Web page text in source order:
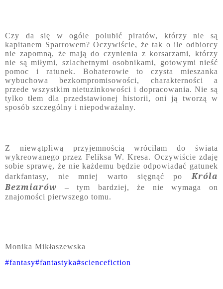
Czy da się w ogóle polubić piratów, którzy nie są
kapitanem Sparrowem? Oczywiście, że tak o ile odbiorcy
nie zapomną, że mają do czynienia z korsarzami, którzy
nie są miłymi, szlachetnymi osobnikami, gotowymi nieść
pomoc i ratunek. Bohaterowie to czysta mieszanka
wybuchowa bezkompromisowości, charakterności a
przede wszystkim nietuzinkowości i dopracowania. Nie są
tylko tłem dla przedstawionej historii, oni ją tworzą w
sposób szczególny i niepodważalny.
Z niewątpliwą przyjemnością wróciłam do świata
wykreowanego przez Feliksa W. Kresa. Oczywiście zdaję
sobie sprawę, że nie każdemu będzie odpowiadać gatunek
darkfantasy, nie mniej warto sięgnąć po Króla
Bezmiarów – tym bardziej, że nie wymaga on
znajomości pierwszego tomu.
Monika Mikłaszewska
#fantasy#fantastyka#sciencefiction